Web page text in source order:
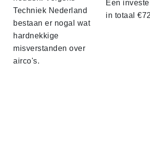
Techniek Nederland
bestaan er nogal wat
hardnekkige
misverstanden over
airco's.
Een
in totaal